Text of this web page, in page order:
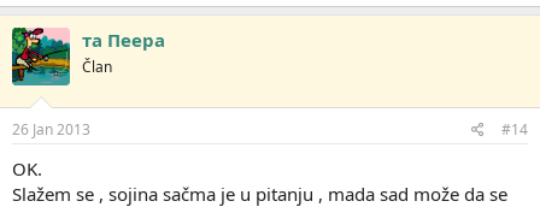
та Пеера
Član
26 Jan 2013 #14
OK.
Slažem se , sojina sačma je u pitanju , mada sad može da se